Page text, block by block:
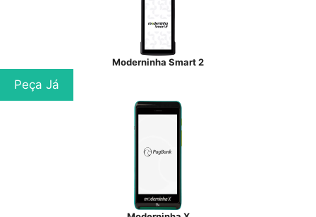
Moderninha Smart 2
Peça Já